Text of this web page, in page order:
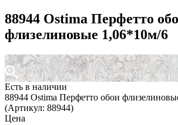
88944 Ostima Перфетто
флизелиновые 1,06*10м/6
Есть в наличии
88944 Ostima Перфетто обои
(Артикул: 88944)
Цена